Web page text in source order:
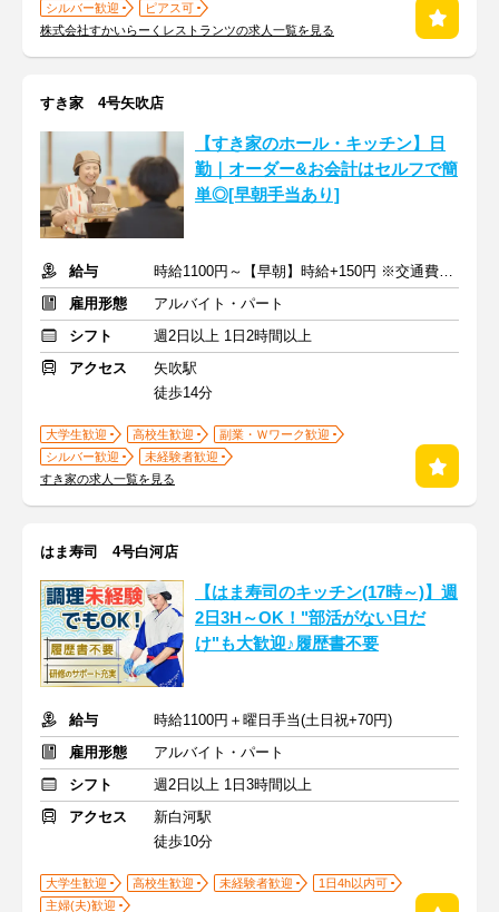
シルバー歓迎
ピアス可
株式会社すかいらーくレストランツの求人一覧を見る
すき家 4号矢吹店
【すき家のホール・キッチン】日
勤｜オーダー&お会計はセルフで簡
単◎[早朝手当あり]
給与
時給1100円～【早朝】時給+150円 ※交通費支給
雇用形態
アルバイト・パート
シフト
週2日以上 1日2時間以上
アクセス
矢吹駅
徒歩14分
大学生歓迎 高校生歓迎
副業・Ｗワーク歓迎
シルバー歓迎
未経験者歓迎
すき家の求人一覧を見る
はま寿司 4号白河店
【はま寿司のキッチン(17時～)】週
2日3H～OK！"部活がない日だ
け"も大歓迎♪履歴書不要
給与
時給1100円＋曜日手当(土日祝+70円)
雇用形態
アルバイト・パート
シフト
週2日以上 1日3時間以上
アクセス
新白河駅
徒歩10分
大学生歓迎 高校生歓迎 未経験者歓迎
1日4h以内可
主婦(夫)歓迎